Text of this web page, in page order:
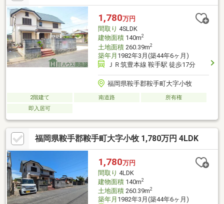
1,780万円
間取り 4SLDK
建物面積140m2
土地面積260.39m2
築年月 1982年3月(築44年6ヶ月)
ＪＲ筑豊本線 鞍手駅 徒歩17分
福岡県鞍手郡鞍手町大字小牧
2階建て 南道路
所有権
即入居可
福岡県鞍手郡鞍手町大字小牧 1,780万円 4LDK
1,780万円
間取り 4LDK
建物面積140m2
土地面積260.39m2
築年月 1982年3月(築44年6ヶ月)